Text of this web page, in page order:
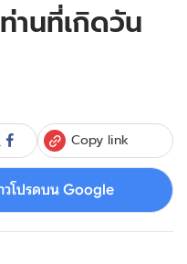
านที่เกิดวัน
Copy link
วโปรดบน Google